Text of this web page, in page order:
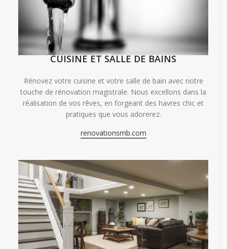
CUISINE ET SALLE DE BAINS
Rénovez votre cuisine et votre salle de bain avec notre
touche de rénovation magistrale. Nous excellons dans la
réalisation de vos rêves, en forgeant des havres chic et
pratiques que vous adorerez.
renovationsmb.com